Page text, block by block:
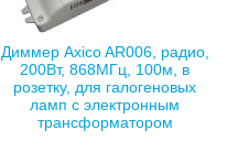
Диммер Axico AR006, радио,
200Вт, 868МГц, 100м, в
розетку, для галогеновых
ламп с электронным
трансформатором